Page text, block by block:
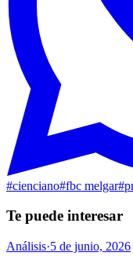
#cienciano#fbc melgar#
Te puede interesar
Análisis·5 de junio, 2026